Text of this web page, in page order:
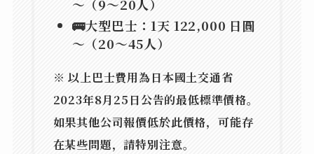
～ （9～20人）
🚌大型巴士 ：1天 122,000 日圓
～ （20～45人）
※ 以上巴士費用為日本國土交通省
2023年8月25日公告的最低標準價格。
如果其他公司報價低於此價格，可能存
在某些問題，請特別注意。